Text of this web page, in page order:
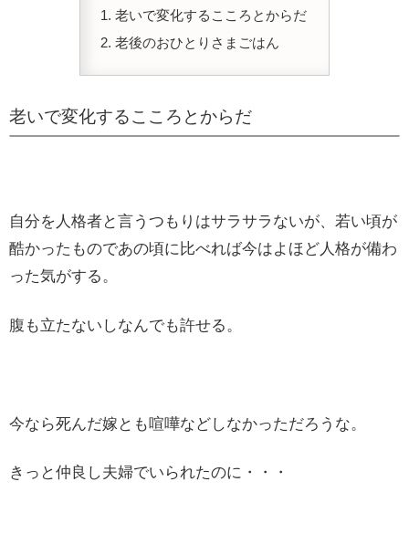
老いで変化するこころとからだ
老後のおひとりさまごはん
老いで変化するこころとからだ
自分を人格者と言うつもりはサラサラないが、若い頃が
酷かったものであの頃に比べれば今はよほど人格が備わ
った気がする。
腹も立たないしなんでも許せる。
今なら死んだ嫁とも喧嘩などしなかっただろうな。
きっと仲良し夫婦でいられたのに・・・